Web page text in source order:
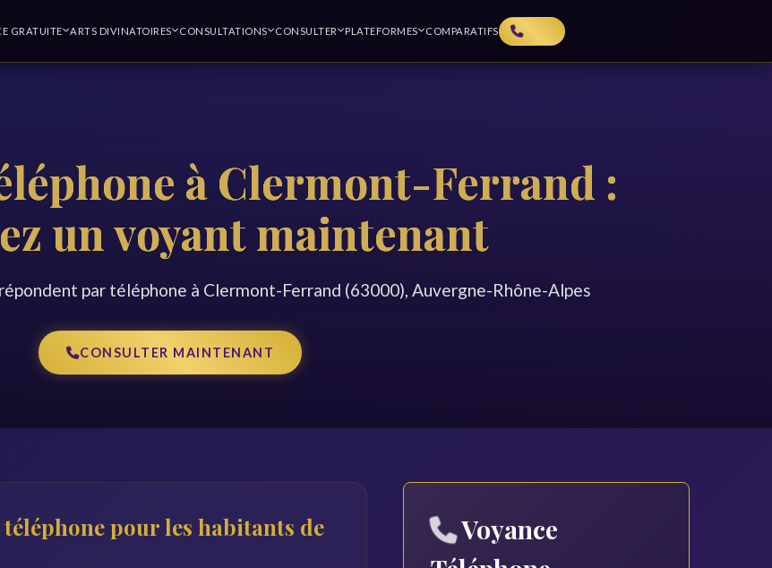
GRATUITE ARTS DIVINATOIRES CONSULTATIONS CONSULTER PLATEFORMES COMPARATIFS
à Clermont-Ferrand :
un voyant maintenant
par téléphone à Clermont-Ferrand (63000), Auvergne-Rhône-Alpes
CONSULTER MAINTENANT
téléphone pour les habitants de
Voyance